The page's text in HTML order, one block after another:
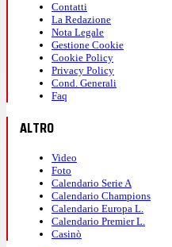
Contatti
La Redazione
Nota Legale
Gestione Cookie
Cookie Policy
Privacy Policy
Cond. Generali
Faq
ALTRO
Video
Foto
Calendario Serie A
Calendario Champions
Calendario Europa L.
Calendario Premier L.
Casinò